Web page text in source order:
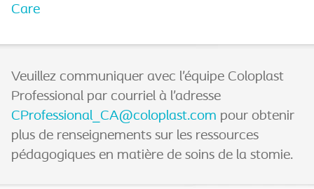
Care
Veuillez communiquer avec l’équipe Coloplast
Professional par courriel à l’adresse
CProfessional_CA@coloplast.com pour obtenir
plus de renseignements sur les ressources
pédagogiques en matière de soins de la stomie.